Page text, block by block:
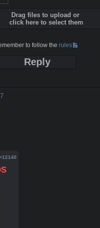
Drag files to upload or
click here to select them
to follow therules
Reply